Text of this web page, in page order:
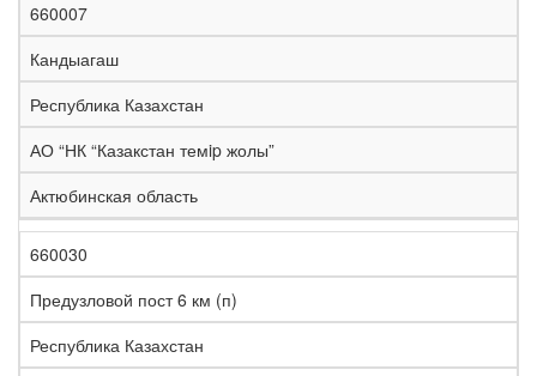
К
о
д
Н
а
з
в
а
н
и
е
С
т
а
н
а
е
е
з
н
а
я
д
о
о
г
а
Р
е
и
о
н
660007
Кандыагаш
Республика Казахстан
АО “НК “Казакстан темip жолы”
Актюбинская область
660030
Предузловой пост 6 км (п)
Республика Казахстан